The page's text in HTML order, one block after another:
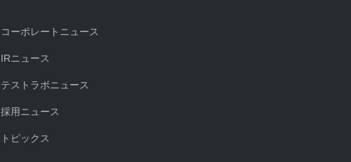
コーポレートニュース
IRニュース
テストラボニュース
採用ニュース
トピックス